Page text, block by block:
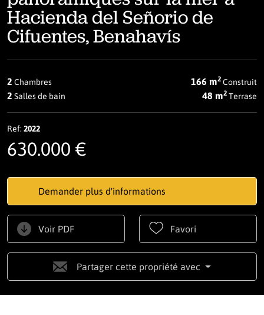
Hacienda del Señorio de
Cifuentes, Benahavís
2 Chambres
2 Salles de bain
166 m2Construit
48 m2Terrase
Ref: 2022
630.000 €
Demander plus d'informations
Voir PDF Favori
Partager cette propriété avec